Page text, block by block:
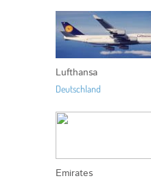
Lufthansa
Deutschland
Emirates